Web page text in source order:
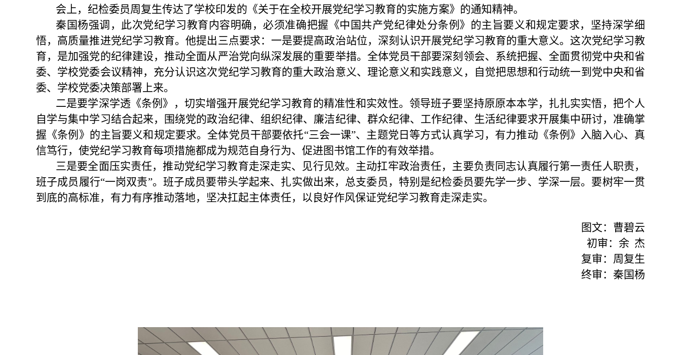
会上，纪检委员周复生传达了学校印发的《关于在全校开展党纪学习教育的实施方案》的通知精神。
秦国杨强调，此次党纪学习教育内容明确，必须准确把握《中国共产党纪律处分条例》的主旨要义和规定要求，坚持深学细
悟，高质量推进党纪学习教育。他提出三点要求：一是要提高政治站位，深刻认识开展党纪学习教育的重大意义。这次党纪学习教
育，是加强党的纪律建设，推动全面从严治党向纵深发展的重要举措。全体党员干部要深刻领会、系统把握、全面贯彻党中央和省
委、学校党委会议精神，充分认识这次党纪学习教育的重大政治意义、理论意义和实践意义，自觉把思想和行动统一到党中央和省
委、学校党委决策部署上来。
二是要学深学透《条例》，切实增强开展党纪学习教育的精准性和实效性。领导班子要坚持原原本本学，扎扎实实悟，把个人
自学与集中学习结合起来，围绕党的政治纪律、组织纪律、廉洁纪律、群众纪律、工作纪律、生活纪律要求开展集中研讨，准确掌
握《条例》的主旨要义和规定要求。全体党员干部要依托“三会一课”、主题党日等方式认真学习，有力推动《条例》入脑入心、真
信笃行，使党纪学习教育每项措施都成为规范自身行为、促进图书馆工作的有效举措。
三是要全面压实责任，推动党纪学习教育走深走实、见行见效。主动扛牢政治责任，主要负责同志认真履行第一责任人职责，
班子成员履行“一岗双责”。班子成员要带头学起来、扎实做出来，总支委员，特别是纪检委员要先学一步、学深一层。要树牢一贯
到底的高标准，有力有序推动落地，坚决扛起主体责任，以良好作风保证党纪学习教育走深走实。
图文：曹碧云
初审：余 杰
复审：周复生
终审：秦国杨